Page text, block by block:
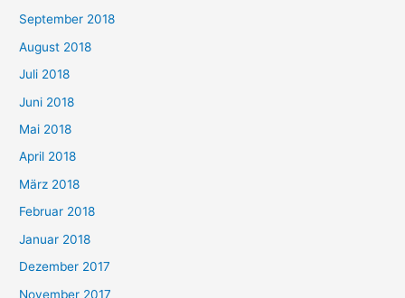
September 2018
August 2018
Juli 2018
Juni 2018
Mai 2018
April 2018
März 2018
Februar 2018
Januar 2018
Dezember 2017
November 2017